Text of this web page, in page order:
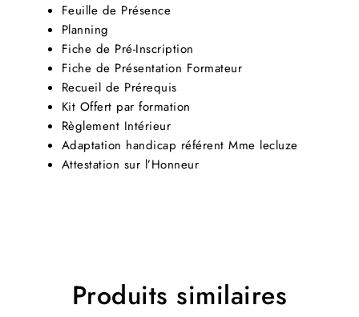
Feuille de Présence
Planning
Fiche de Pré-Inscription
Fiche de Présentation Formateur
Recueil de Prérequis
Kit Offert par formation
Règlement Intérieur
Adaptation handicap référent Mme lecluze
Attestation sur l’Honneur
Produits similaires